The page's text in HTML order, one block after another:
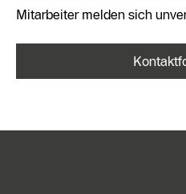
Mitarbeiter melden sich